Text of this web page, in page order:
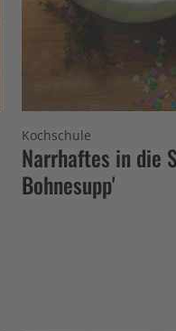
Kochschule
Narrhaftes in die
Bohnesupp'